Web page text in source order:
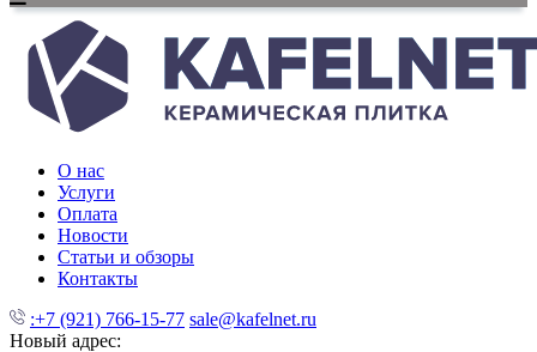
О нас
Услуги
Оплата
Новости
Статьи и обзоры
Контакты
:+7 (921) 766-15-77 sale@kafelnet.ru
Новый адрес: